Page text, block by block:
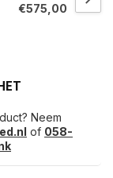
€575,00
Neem
of 058-